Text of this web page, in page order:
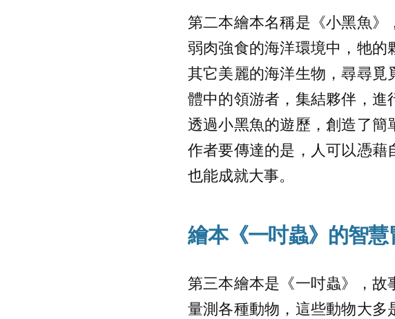
第二本繪本名稱是《小黑魚
弱肉強食的海洋環境中，牠
其它美麗的海洋生物，尋尋
體中的領游者，集結夥伴，
透過小黑魚的遊歷，創造了簡
作者要傳達的是，人可以憑
也能成就大事。
繪本《一吋蟲》的智慧
第三本繪本是《一吋蟲》，
量測各種動物，這些動物大